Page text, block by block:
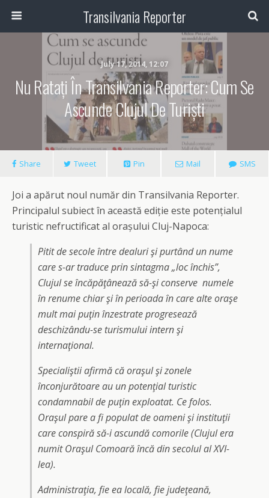
Transilvania Reporter
July 17, 2014, 12:07
Nu Ratați În Transilvania Reporter: Cum Se
Ascunde Clujul De Turiști
Share Tweet Pin Mail SMS
Joi a apărut noul număr din Transilvania Reporter.
Principalul subiect în această ediție este potențialul
turistic nefructificat al orașului Cluj-Napoca:
Pitit de secole între dealuri şi purtând un nume
care s-ar traduce prin sintagma „loc închis”,
Clujul se încăpăţânează să-şi conserve numele
în renume chiar şi în perioada în care alte oraşe
mult mai puţin înzestrate progresează
deschizându-se turismului intern şi
internaţional.
Specialiştii afirmă că oraşul şi zonele
înconjurătoare au un potenţial turistic
condamnabil de puţin exploatat. Ce folos.
Oraşul pare a fi populat de oameni şi instituţii
care conspiră să-i ascundă comorile (Clujul era
numit Oraşul Comoară încă din secolul al XVI-
lea).
Administraţia, fie ea locală, fie judeţeană,